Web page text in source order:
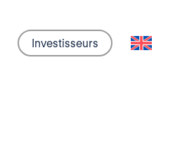
Investisseurs